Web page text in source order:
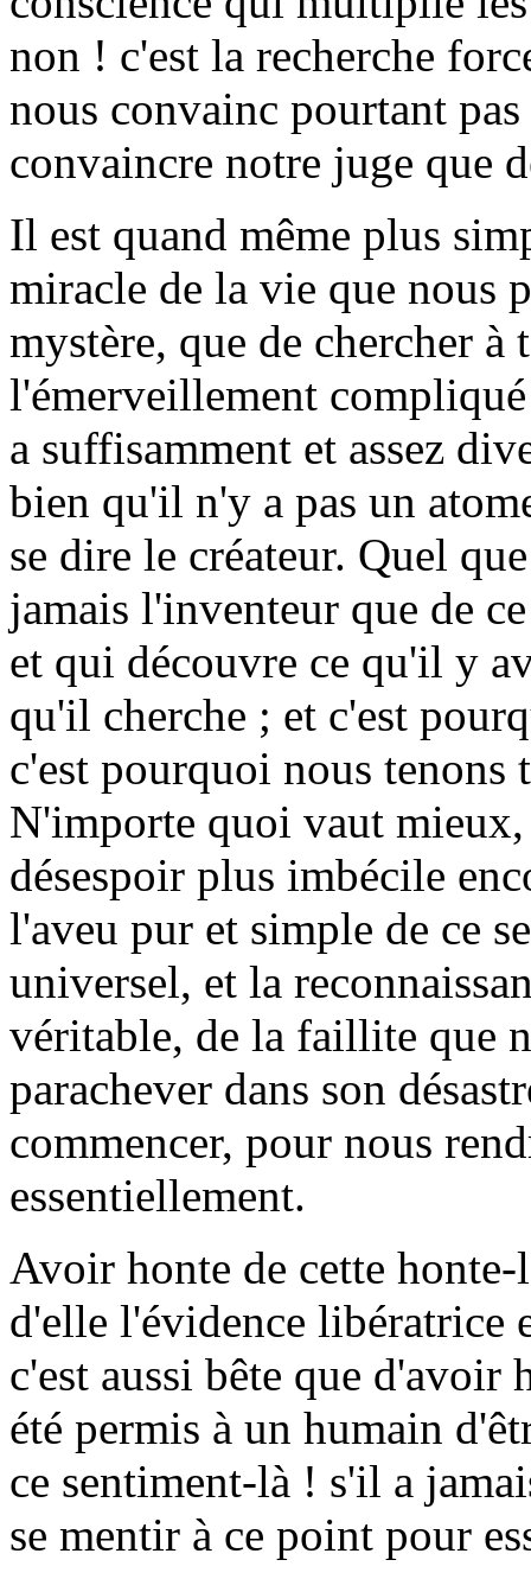
non ! c'est la recherche
nous convainc pourtant
convaincre notre juge que
Il est quand même plus
miracle de la vie que nous
mystère, que de chercher
l'émerveillement
a suffisamment et assez
bien qu'il n'y a pas un
se dire le créateur. Quel
jamais l'inventeur que de
et qui découvre ce qu'il y
qu'il cherche ; et c'est
c'est pourquoi nous tenons
N'importe quoi vaut
désespoir plus imbécile
l'aveu pur et simple de ce
universel, et la
véritable, de la faillite que
parachever dans son
commencer, pour nous
essentiellement.
Avoir honte de cette honte-
d'elle l'évidence libératrice
c'est aussi bête que d'avoir
été permis à un humain
ce sentiment-là ! s'il a
se mentir à ce point pour